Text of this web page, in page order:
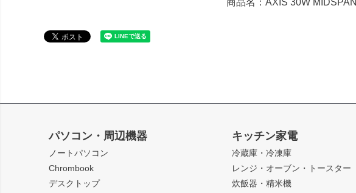
パソコン・周辺機器
ノートパソコン
Chrombook
デスクトップ
キッチン家電
冷蔵庫・冷凍庫
レンジ・オーブン・トースター
炊飯器・精米機